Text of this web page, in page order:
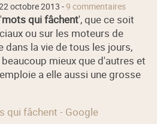
octobre 2013 -9 commentaires
mots qui fâchent', que ce soit
ou sur les moteurs de
dans la vie de tous les jours,
mieux que d'autres et
a elle aussi une grosse
qui fâchent - Google